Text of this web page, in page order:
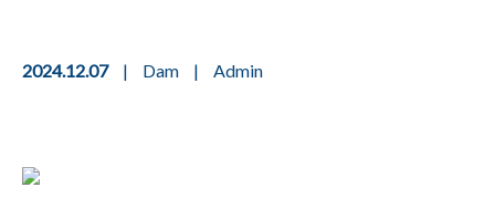
2024.12.07 | Dam | Admin